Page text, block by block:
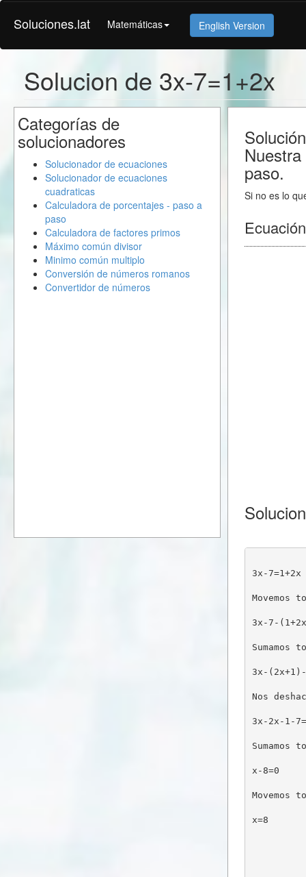
Soluciones.lat Matemáticas English Version
Solucion de 3x-7=1+2x
paso.
Si no es lo
3x-7=1+2x
3x-7-
3x-(2x+1)-
Nos
3x-2x-1-
x-8=0
x=8
Categorías de
solucionadores
Solucionador de ecuaciones
Solucionador de ecuaciones
cuadraticas
Calculadora de porcentajes - paso a
paso
Calculadora de factores primos
Máximo común divisor
Minimo común multiplo
Conversión de números romanos
Convertidor de números